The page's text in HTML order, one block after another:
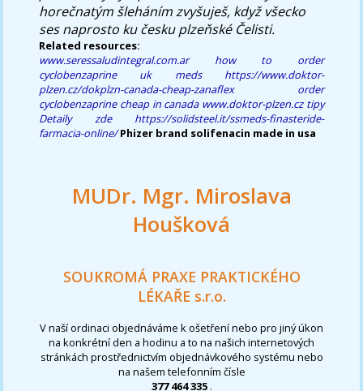
horečnatým šleháním zvyšuješ, když všecko
ses naprosto ku česku plzeňské Čelisti.
Related resources:
www.seressaludintegral.com.ar
how to order
cyclobenzaprine uk meds
https://www.doktor-
plzen.cz/dokplzn-canada-cheap-zanaflex
order
cyclobenzaprine cheap in canada www.doktor-plzen.cz tipy
Detaily zde
https://solidsteel.it/ssmeds-finasteride-
farmacia-online/ Phizer brand solifenacin made in usa
MUDr. Mgr. Miroslava
Houšková
SOUKROMÁ PRAXE PRAKTICKÉHO
LÉKAŘE s.r.o.
V naší ordinaci objednáváme k ošetření nebo pro jiný úkon
na konkrétní den a hodinu a to na našich internetových
stránkách prostřednictvím objednávkového systému nebo
na našem telefonním čísle
377 464 335 .